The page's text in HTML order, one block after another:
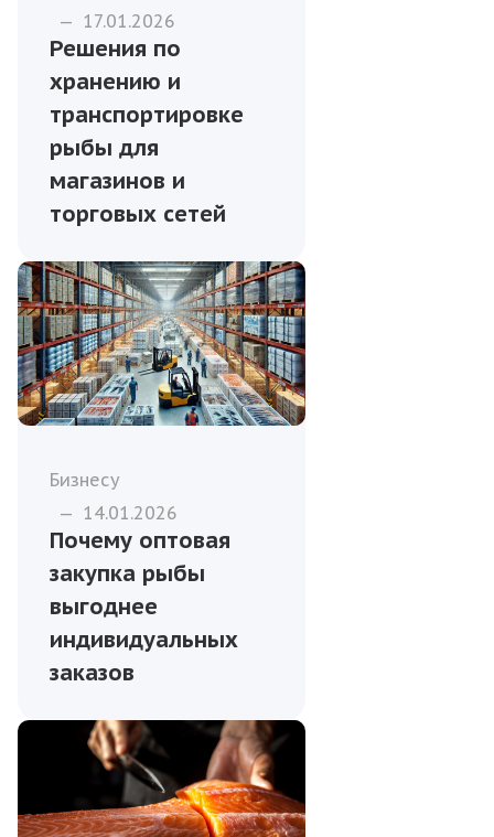
— 17.01.2026
Решения по
хранению и
транспортировке
рыбы для
магазинов и
торговых сетей
Бизнесу
— 14.01.2026
Почему оптовая
закупка рыбы
выгоднее
индивидуальных
заказов